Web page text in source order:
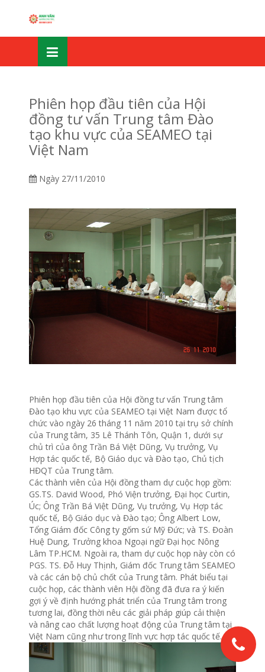
Phiên họp đầu tiên của Hội
đồng tư vấn Trung tâm Đào
tạo khu vực của SEAMEO tại
Việt Nam
Ngày 27/11/2010
Phiên họp đầu tiên của Hội đồng tư vấn Trung tâm
Đào tạo khu vực của SEAMEO tại Việt Nam được tổ
chức vào ngày 26 tháng 11 năm 2010 tại trụ sở chính
của Trung tâm, 35 Lê Thánh Tôn, Quận 1, dưới sự
chủ trì của ông Trần Bá Việt Dũng, Vụ trưởng, Vụ
Hợp tác quốc tế, Bộ Giáo dục và Đào tạo, Chủ tịch
HĐQT của Trung tâm.
Các thành viên của Hội đồng tham dự cuộc họp gồm:
GS.TS. David Wood, Phó Viện trưởng, Đại học Curtin,
Úc; Ông Trần Bá Việt Dũng, Vụ trưởng, Vụ Hợp tác
quốc tế, Bộ Giáo dục và Đào tạo; Ông Albert Low,
Tổng Giám đốc Công ty gốm sứ Mỹ Đức; và TS. Đoàn
Huệ Dung, Trưởng khoa Ngoại ngữ Đại học Nông
Lâm TP.HCM. Ngoài ra, tham dự cuộc họp này còn có
PGS. TS. Đỗ Huy Thịnh, Giám đốc Trung tâm SEAMEO
và các cán bộ chủ chốt của Trung tâm. Phát biểu tại
cuộc họp, các thành viên Hội đồng đã đưa ra ý kiến
gợi ý về định hướng phát triển của Trung tâm trong
tương lai, đồng thời nêu các giải pháp giúp cải thiện
và nâng cao chất lượng hoạt động của Trung tâm tại
Việt Nam cũng như trong lĩnh vực hợp tác quốc tế.